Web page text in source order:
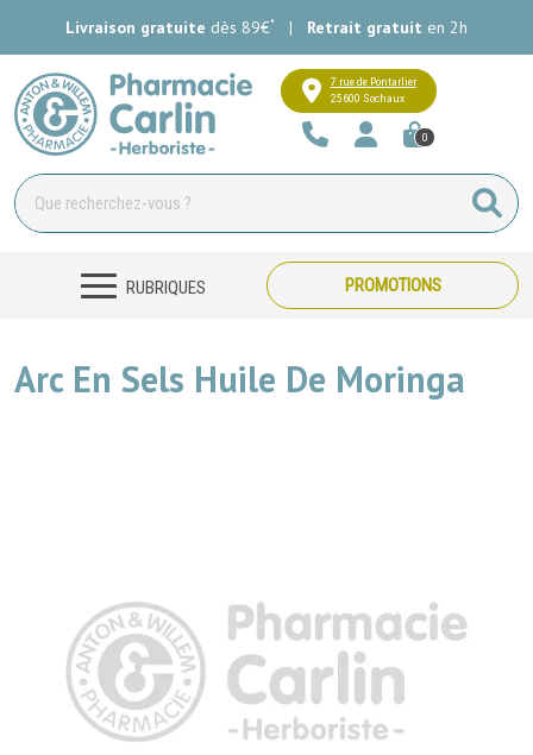
Livraison gratuite dès 89€* | Retrait gratuit en 2h
Pharmacie Carlin Votre
7 rue de Pontarlier
25600 Sochaux
0
RUBRIQUES PROMOTIONS
Arc En Sels Huile De Moringa